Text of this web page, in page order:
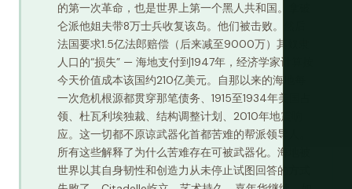
的第一次革命，也是世界上第一个黑人共和国。拿破
仑派他姐夫带8万士兵收复该岛。他们被击败。然后
法国要求1.5亿法郎赔偿（后来减至9000万）其奴隶
人口的“损失” — 海地支付到1947年，经济学家计算按
今天价值成本该国约210亿美元。自那以来的海地每
一次危机根源都贯穿那笔债务、1915至1934年美国占
领、杜瓦利埃独裁、结构调整计划、2010年地震响
应。这一切都不原谅武器化首都苦难的帮派领导人。
所有这些解释了为什么苦难存在可被武器化。海地被
世界以其自身韧性和创造力从未停止试图回答的方式